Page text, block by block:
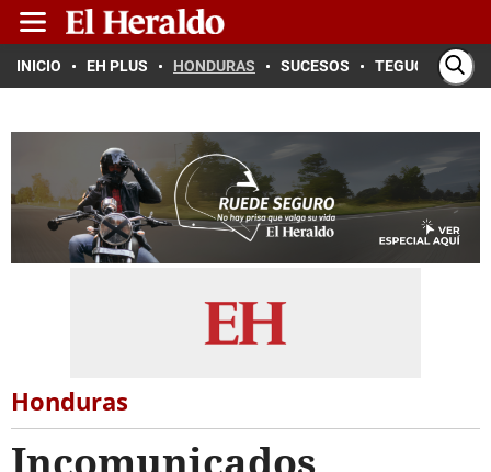
INICIO EH PLUS HONDURAS SUCESOS TEGUCIGALPA
Honduras